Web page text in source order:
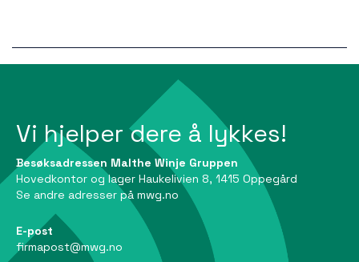
Vi hjelper dere å lykkes!
Besøksadressen Malthe Winje Gruppen
Hovedkontor og lager Haukelivien 8, 1415 Oppegård
Se andre adresser på mwg.no
E-post
firmapost@mwg.no